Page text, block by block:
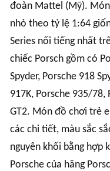
đoàn Mattel (Mỹ).
nhỏ theo tỷ lệ 1:64
Series nối tiếng nhất
chiếc Porsch gồm có
Spyder, Porsche 918
917K, Porsche 935/78,
GT2. Món đồ chơi trẻ
các chi tiết, màu sắc
nguyên khối bằng hợp
Porsche của hãng